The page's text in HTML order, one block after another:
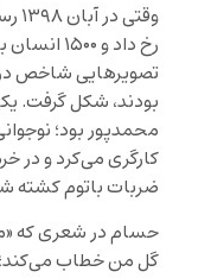
رخ داد و
تصویرهایی شاخص
بودند، شکل گرفت.
محمدپور بود؛
کارگری می‌کرد و در
ضربات باتوم کشته
حسام در شعری که
گل من خطاب می‌کند؛